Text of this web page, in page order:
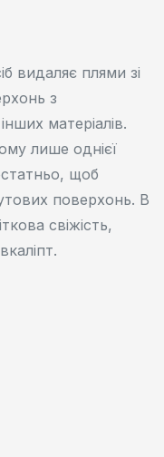
видаляє плями зі
з
матеріалів.
лише однієї
щоб
поверхонь. В
свіжість,